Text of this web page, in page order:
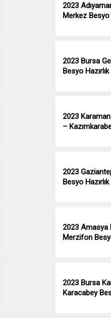
2023
Merkez Besyo
2023 Bursa
Besyo
2023
–
2023
Besyo
2023 Amasya
Merzifon
2023 Bursa
Karacabey